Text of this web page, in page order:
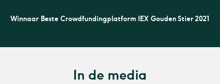
Winnaar Beste Crowdfundingplatform IEX Gouden Stier 2021
In de media